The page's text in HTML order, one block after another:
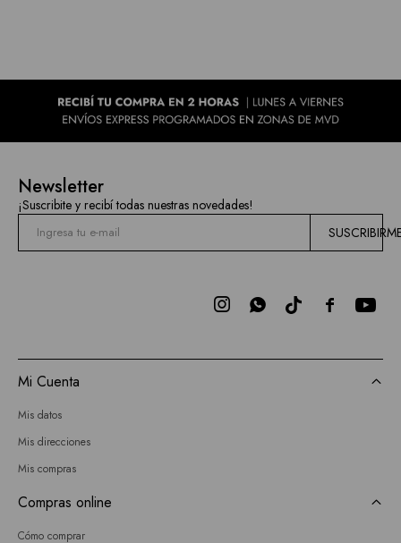
Newsletter
¡Suscribite y recibí todas nuestras novedades!

 
Mi Cuenta
Mis datos
Mis direcciones
Mis compras
Compras online
Cómo comprar